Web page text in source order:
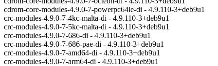
cdrom-core-modules-4.9.0-7-powerpc64le-di - 4.9.110-3+deb9u1
crc-modules-4.9.0-7-4kc-malta-di - 4.9.110-3+deb9u1
crc-modules-4.9.0-7-5kc-malta-di - 4.9.110-3+deb9u1
crc-modules-4.9.0-7-686-di - 4.9.110-3+deb9u1
crc-modules-4.9.0-7-686-pae-di - 4.9.110-3+deb9u1
crc-modules-4.9.0-7-amd64-di - 4.9.110-3+deb9u1
crc-modules-4.9.0-7-arm64-di - 4.9.110-3+deb9u1